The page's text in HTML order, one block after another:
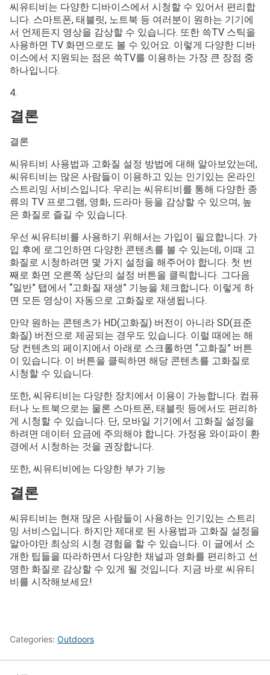
씨유티비는 다양한 디바이스에서 시청할 수 있어서 편리합
니다. 스마트폰, 태블릿, 노트북 등 여러분이 원하는 기기에
서 언제든지 영상을 감상할 수 있습니다. 또한 쓱TV 스틱을
사용하면 TV 화면으로도 볼 수 있어요. 이렇게 다양한 디바
이스에서 지원되는 점은 쓱TV를 이용하는 가장 큰 장점 중
하나입니다.
4.
결론
결론
씨유티비 사용법과 고화질 설정 방법에 대해 알아보았는데,
씨유티비는 많은 사람들이 이용하고 있는 인기있는 온라인
스트리밍 서비스입니다. 우리는 씨유티비를 통해 다양한 종
류의 TV 프로그램, 영화, 드라마 등을 감상할 수 있으며, 높
은 화질로 즐길 수 있습니다.
우선 씨유티비를 사용하기 위해서는 가입이 필요합니다. 가
입 후에 로그인하면 다양한 콘텐츠를 볼 수 있는데, 이때 고
화질로 시청하려면 몇 가지 설정을 해주어야 합니다. 첫 번
째로 화면 오른쪽 상단의 설정 버튼을 클릭합니다. 그다음
“일반” 탭에서 “고화질 재생” 기능을 체크합니다. 이렇게 하
면 모든 영상이 자동으로 고화질로 재생됩니다.
만약 원하는 콘텐츠가 HD(고화질) 버전이 아니라 SD(표준
화질) 버전으로 제공되는 경우도 있습니다. 이럴 때에는 해
당 컨텐츠의 페이지에서 아래로 스크롤하면 “고화질” 버튼
이 있습니다. 이 버튼을 클릭하면 해당 콘텐츠를 고화질로
시청할 수 있습니다.
또한, 씨유티비는 다양한 장치에서 이용이 가능합니다. 컴퓨
터나 노트북으로는 물론 스마트폰, 태블릿 등에서도 편리하
게 시청할 수 있습니다. 단, 모바일 기기에서 고화질 설정을
하려면 데이터 요금에 주의해야 합니다. 가정용 와이파이 환
경에서 시청하는 것을 권장합니다.
또한, 씨유티비에는 다양한 부가 기능
결론
씨유티비는 현재 많은 사람들이 사용하는 인기있는 스트리
밍 서비스입니다. 하지만 제대로 된 사용법과 고화질 설정을
알아야만 최상의 시청 경험을 할 수 있습니다. 이 글에서 소
개한 팁들을 따라하면서 다양한 채널과 영화를 편리하고 선
명한 화질로 감상할 수 있게 될 것입니다. 지금 바로 씨유티
비를 시작해보세요!
Categories: Outdoors